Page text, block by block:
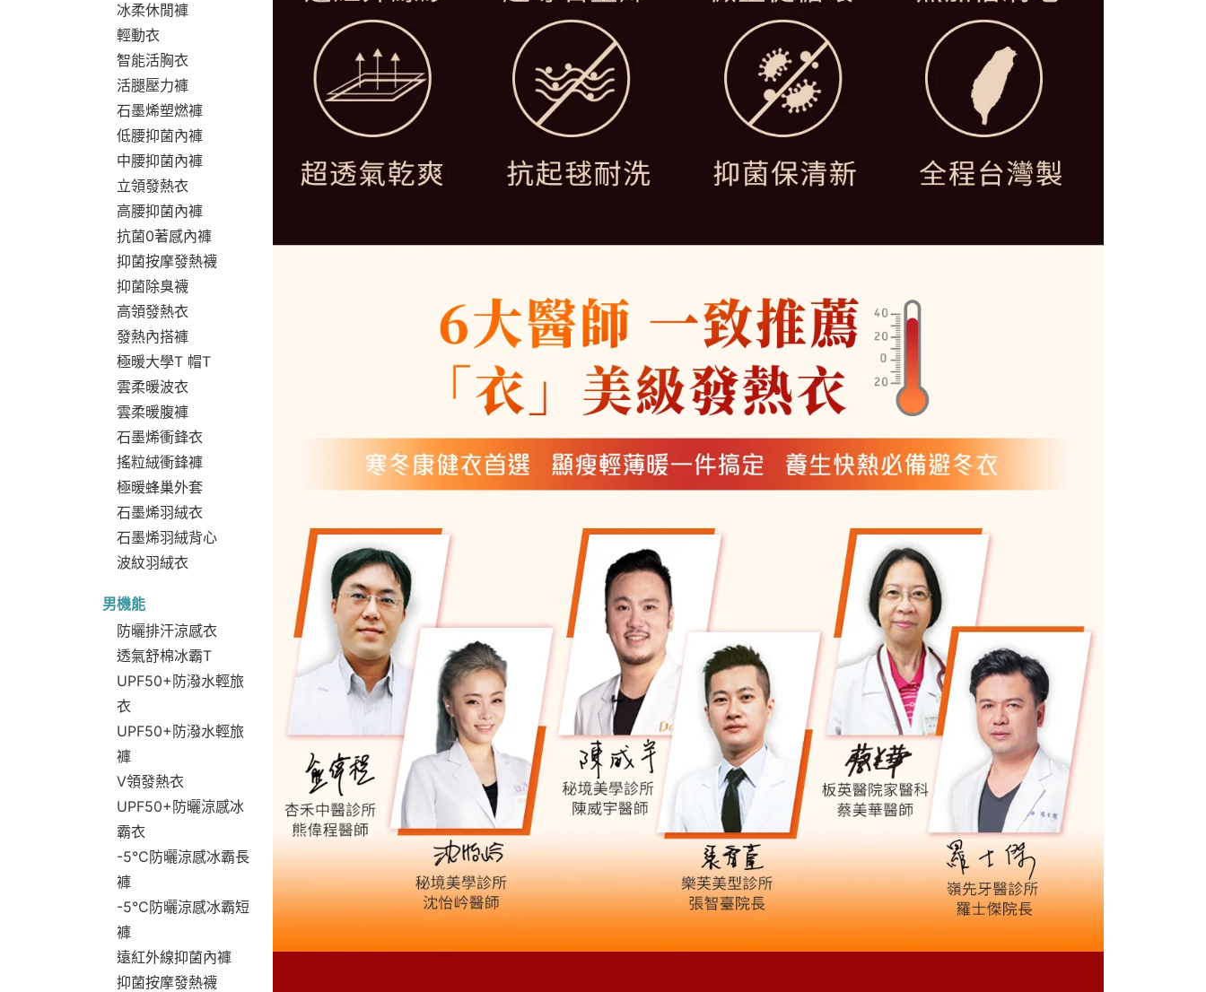
冰柔休閒褲
輕動衣
智能活胸衣
活腿壓力褲
石墨烯塑燃褲
低腰抑菌內褲
中腰抑菌內褲
立領發熱衣
高腰抑菌內褲
抗菌0著感內褲
抑菌按摩發熱襪
抑菌除臭襪
高領發熱衣
發熱內搭褲
極暖大學T 帽T
雲柔暖波衣
雲柔暖腹褲
石墨烯衝鋒衣
搖粒絨衝鋒褲
極暖蜂巢外套
石墨烯羽絨衣
石墨烯羽絨背心
波紋羽絨衣
男機能
防曬排汗涼感衣
透氣舒棉冰霸T
UPF50+防潑水輕旅
衣
UPF50+防潑水輕旅
褲
V領發熱衣
UPF50+防曬涼感冰
霸衣
-5°C防曬涼感冰霸長
褲
-5°C防曬涼感冰霸短
褲
遠紅外線抑菌內褲
抑菌按摩發熱襪